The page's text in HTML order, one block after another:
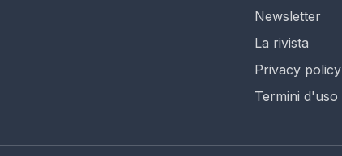
Newsletter
La rivista
Privacy policy
Termini d'uso